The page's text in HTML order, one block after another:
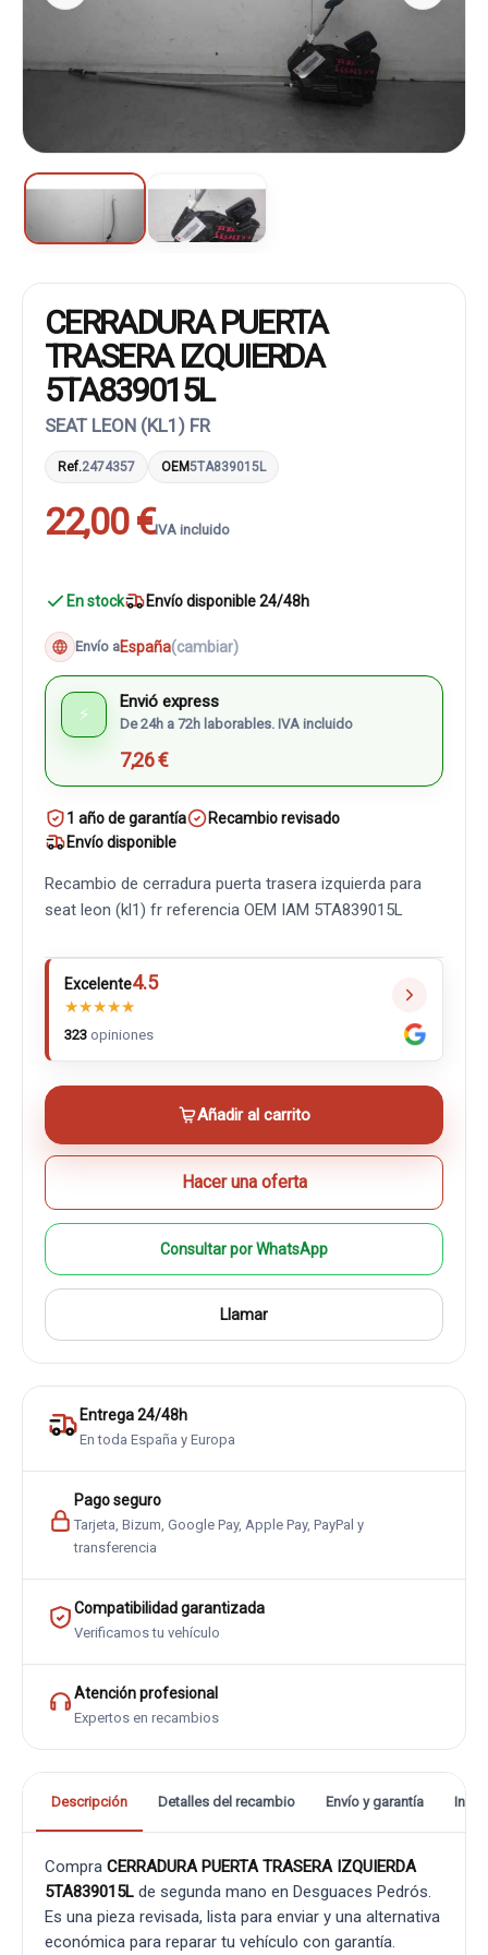
CERRADURA PUERTA
TRASERA IZQUIERDA
5TA839015L
SEAT LEON (KL1) FR
Ref.2474357 OEM5TA839015L
22,00 €IVA incluido
En stock Envío disponible 24/48h
Envío aEspaña(cambiar)
⚡
Envió express
De 24h a 72h laborables. IVA incluido
7,26 €
1 año de garantía
Recambio revisado
Envío disponible
Recambio de cerradura puerta trasera izquierda para
seat leon (kl1) fr referencia OEM IAM 5TA839015L
Excelente4.5
★★★★★
323 opiniones
Añadir al carrito
Hacer una oferta
Consultar por WhatsApp
Llamar
Entrega 24/48h
En toda España y Europa
Pago seguro
Tarjeta, Bizum, Google Pay, Apple Pay, PayPal y
transferencia
Compatibilidad garantizada
Verificamos tu vehículo
Atención profesional
Expertos en recambios
Descripción Detalles del recambio Envío y garantía
Compra CERRADURA PUERTA TRASERA IZQUIERDA
5TA839015L de segunda mano en Desguaces Pedrós.
Es una pieza revisada, lista para enviar y una alternativa
económica para reparar tu vehículo con garantía.